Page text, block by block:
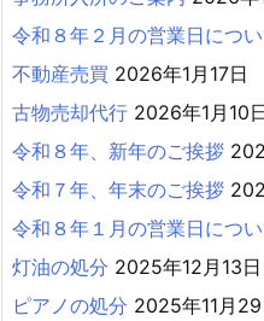
令和８年２月の営業日につ
不動産売買 2026年1月17日
古物売却代行 2026年1月10
令和８年、新年のご挨拶
令和７年、年末のご挨拶
令和８年１月の営業日につ
灯油の処分 2025年12月13日
ピアノの処分 2025年11月29